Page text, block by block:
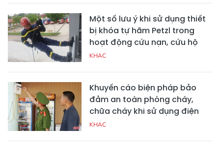
Một số lưu ý khi sử dụng thiết
bị khóa tự hãm Petzl trong
hoạt động cứu nạn, cứu hộ
KHAC
Khuyến cáo biện pháp bảo
đảm an toàn phòng cháy,
chữa cháy khi sử dụng điện
KHAC